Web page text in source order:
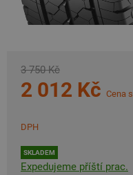
3 750 Kč
2 012 Kč Cena s
DPH
SKLADEM
Expedujeme příští prac.